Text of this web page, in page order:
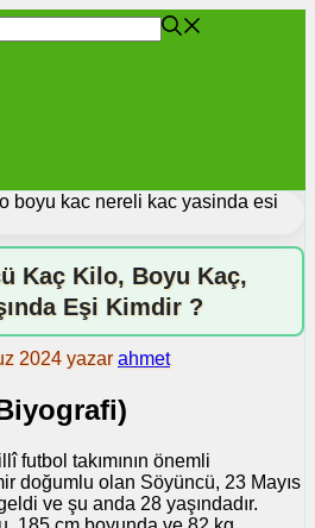
Kaç Kilo, Boyu Kaç,
Eşi Kimdir ?
2024 yazarahmet
futbol takımının önemli
doğumlu olan Söyüncü, 23 Mayıs
ve şu anda 28 yaşındadır.